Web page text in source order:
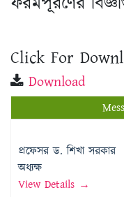
Click For
Download
প্রফেসর ড. শিখা সরকার
অধ্যক্ষ
View Details →